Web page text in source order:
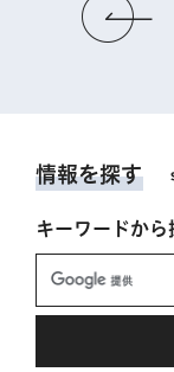
情報を探す
キーワードから